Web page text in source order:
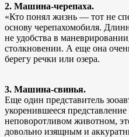
2. Машина-черепаха.
«Кто понял жизнь — тот не
основу черепахомобиля.
не удобства в
столкновении. А еще она
берегу речки или озера.
3. Машина-свинья.
Еще один представитель
укоренившееся
неповоротливом животном,
довольно изящным и